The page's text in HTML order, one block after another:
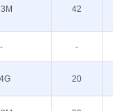
42
- -
20